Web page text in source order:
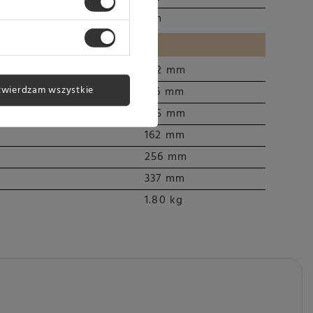
1 m
INFORMACJE LOGISTYCZNE
142 mm
136 mm
335 mm
162 mm
256 mm
337 mm
1.80 kg
wszystkie